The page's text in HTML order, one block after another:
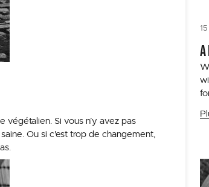
Si vous n’y avez pas
Ou si c'est trop de changement,